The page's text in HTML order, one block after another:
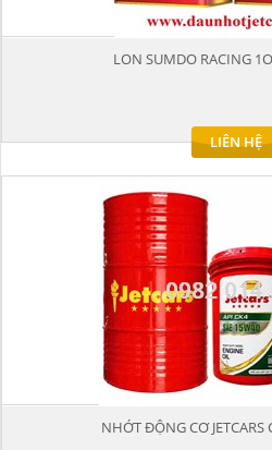
LON SUMDO RACING
LIÊN HỆ
NHỚT ĐỘNG CƠ JETCARS